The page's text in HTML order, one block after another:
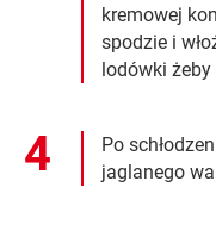
kremowej
spodzie i
lodówki żeby
Po
jaglanego